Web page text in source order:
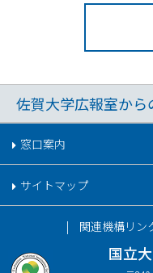
佐賀大学広報室から
窓口案内
サイトマップ
国立
関連機構リン